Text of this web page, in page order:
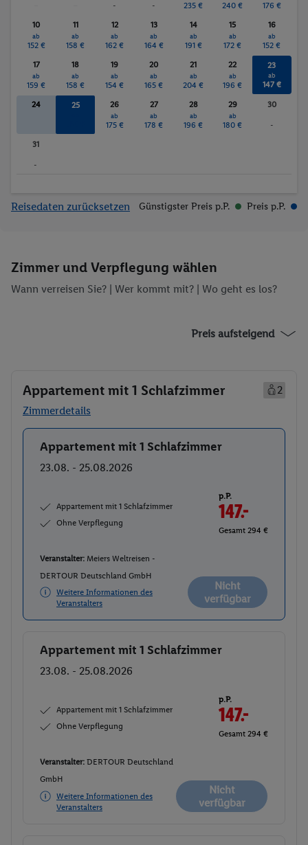
- - 235 € 240 €
176 €
10
ab
152 €
11
ab
158 €
12
ab
162 €
13
ab
164 €
14
ab
191 €
15
ab
172 €
16
ab
152 €
17
ab
159 €
18
ab
158 €
19
ab
154 €
20
ab
165 €
21
ab
204 €
22
ab
196 €
23
ab
147 €
24 25 26
ab
175 €
27
ab
178 €
28
ab
196 €
29
ab
180 €
30
-
31
-
Reisedaten zurücksetzen Günstigster Preis p.P. Preis p.P.
Zimmer und Verpflegung wählen
Wann verreisen Sie? | Wer kommt mit? | Wo geht es los?
Preis aufsteigend
Appartement mit 1 Schlafzimmer
2
Zimmerdetails
Buchen
Appartement mit 1 Schlafzimmer
23.08. - 25.08.2026
Appartement mit 1 Schlafzimmer
Ohne Verpflegung
p.P.
147.-
Gesamt 294 €
Veranstalter: Meiers Weltreisen -
DERTOUR Deutschland GmbH
Weitere Informationen des
Veranstalters
Nicht
verfügbar
Buchen
Appartement mit 1 Schlafzimmer
23.08. - 25.08.2026
Appartement mit 1 Schlafzimmer
Ohne Verpflegung
p.P.
147.-
Gesamt 294 €
Veranstalter: DERTOUR Deutschland
GmbH
Weitere Informationen des
Veranstalters
Nicht
verfügbar